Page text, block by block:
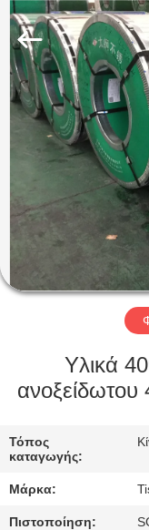
ΣΠΊΤΙ
ΠΡΟΪΌΝΤΑ
ΒΊΝΤΕΟ
ΠΕΡΊΠΟΥ
ΕΜΕΊΣ
ΓΎΡΟΣ
ΠΟΙΟΤΙΚΌΣ
ΈΛΕΓΧΟΣ
Special
Steel
Co.,
Ltd.
Rights
Reserved.
Υλικά
Τόπος
καταγωγής:
Μάρκα:
Πιστοποίηση: